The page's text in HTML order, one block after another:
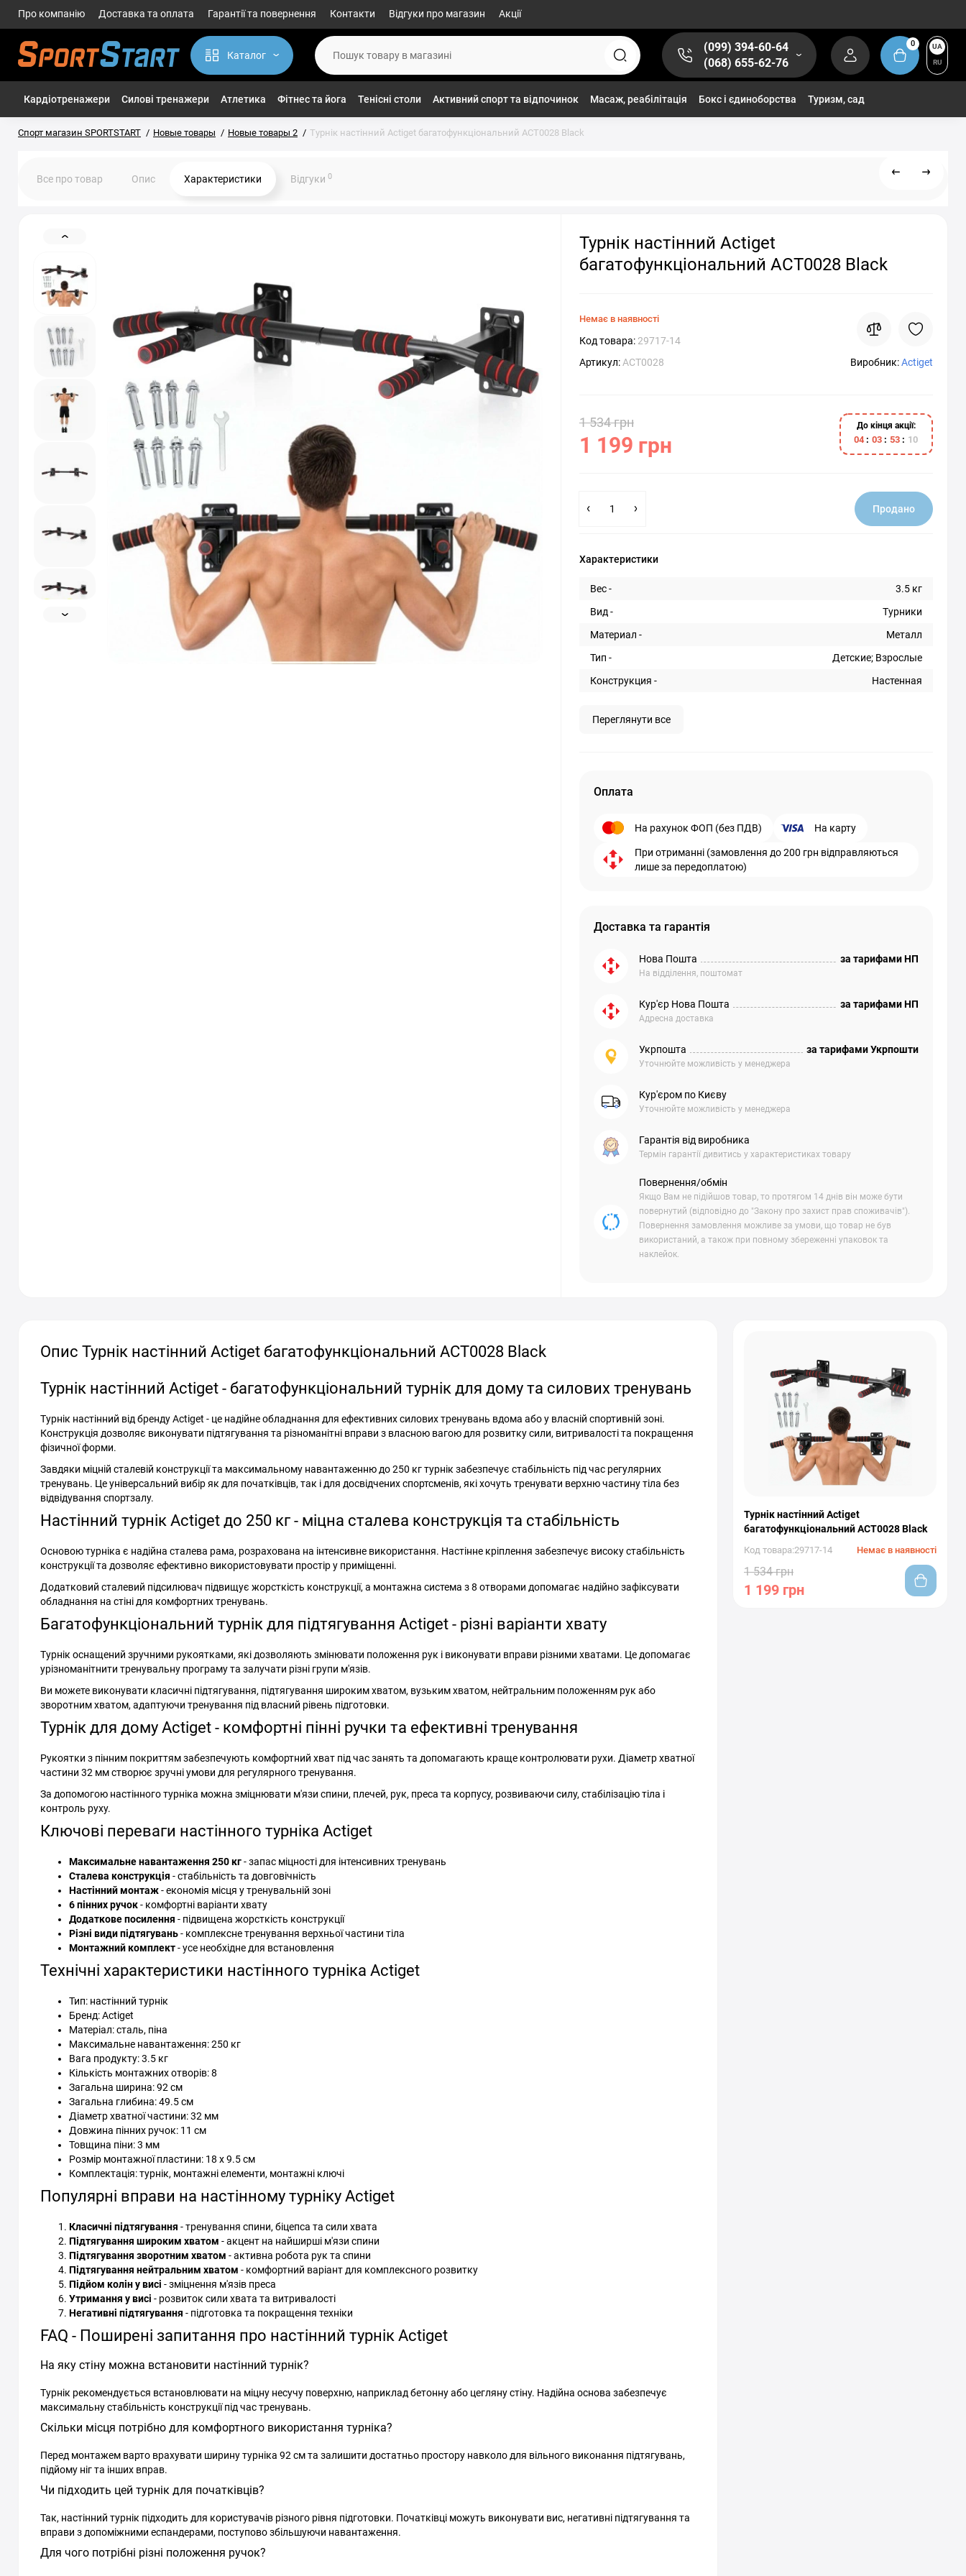
Про компанію Доставка та оплата Гарантії та повернення Контакти Відгуки про магазин Акції
Каталог
(099) 394-60-64
(068) 655-62-76
0
UA
RU
Кардіотренажери Силові тренажери Атлетика Фітнес та йога Тенісні столи Активний спорт та відпочинок Масаж, реабілітація Бокс і єдиноборства Туризм, сад
Спорт магазин SPORTSTART Новые товары Новые товары 2 Турнік настінний Actiget багатофункціональний ACT0028 Black
Все про товар Опис Характеристики Відгуки 0
Турнік настінний Actiget
багатофункціональний ACT0028 Black
Немає в наявності
Код товара: 29717-14
Артикул: ACT0028 Виробник:Actiget
1 534 грн
1 199 грн
До кінця акції:
04 03 53 09
Продано
Характеристики
Вес -
3.5 кг
Вид -
Турники
Материал -
Металл
Тип -
Детские; Взрослые
Конструкция -
Настенная
Переглянути все
Оплата
На рахунок ФОП (без ПДВ) На карту
При отриманні (замовлення до 200 грн відправляються
лише за передоплатою)
Доставка та гарантія
Нова Пошта
На відділення, поштомат
за тарифами НП
Кур'єр Нова Пошта
Адресна доставка
за тарифами НП
Укрпошта
Уточнюйте можливість у менеджера
за тарифами Укрпошти
Кур'єром по Києву
Уточнюйте можливість у менеджера
Гарантія від виробника
Термін гарантії дивитись у характеристиках товару
Повернення/обмін
Якщо Вам не підійшов товар, то протягом 14 днів він може бути
повернутий (відповідно до "Закону про захист прав споживачів").
Повернення замовлення можливе за умови, що товар не був
використаний, а також при повному збереженні упаковок та
наклейок.
Опис Турнік настінний Actiget багатофункціональний ACT0028 Black
Турнік настінний Actiget - багатофункціональний турнік для дому та силових тренувань
Турнік настінний від бренду Actiget - це надійне обладнання для ефективних силових тренувань вдома або у власній спортивній зоні.
Конструкція дозволяє виконувати підтягування та різноманітні вправи з власною вагою для розвитку сили, витривалості та покращення
фізичної форми.
Завдяки міцній сталевій конструкції та максимальному навантаженню до 250 кг турнік забезпечує стабільність під час регулярних
тренувань. Це універсальний вибір як для початківців, так і для досвідчених спортсменів, які хочуть тренувати верхню частину тіла без
відвідування спортзалу.
Настінний турнік Actiget до 250 кг - міцна сталева конструкція та стабільність
Основою турніка є надійна сталева рама, розрахована на інтенсивне використання. Настінне кріплення забезпечує високу стабільність
конструкції та дозволяє ефективно використовувати простір у приміщенні.
Додатковий сталевий підсилювач підвищує жорсткість конструкції, а монтажна система з 8 отворами допомагає надійно зафіксувати
обладнання на стіні для комфортних тренувань.
Багатофункціональний турнік для підтягування Actiget - різні варіанти хвату
Турнік оснащений зручними рукоятками, які дозволяють змінювати положення рук і виконувати вправи різними хватами. Це допомагає
урізноманітнити тренувальну програму та залучати різні групи м'язів.
Ви можете виконувати класичні підтягування, підтягування широким хватом, вузьким хватом, нейтральним положенням рук або
зворотним хватом, адаптуючи тренування під власний рівень підготовки.
Турнік для дому Actiget - комфортні пінні ручки та ефективні тренування
Рукоятки з пінним покриттям забезпечують комфортний хват під час занять та допомагають краще контролювати рухи. Діаметр хватної
частини 32 мм створює зручні умови для регулярного тренування.
За допомогою настінного турніка можна зміцнювати м'язи спини, плечей, рук, преса та корпусу, розвиваючи силу, стабілізацію тіла і
контроль руху.
Ключові переваги настінного турніка Actiget
Максимальне навантаження 250 кг- запас міцності для інтенсивних тренувань
Сталева конструкція - стабільність та довговічність
Настінний монтаж- економія місця у тренувальній зоні
6 пінних ручок- комфортні варіанти хвату
Додаткове посилення - підвищена жорсткість конструкції
Різні види підтягувань- комплексне тренування верхньої частини тіла
Монтажний комплект- усе необхідне для встановлення
Технічні характеристики настінного турніка Actiget
Тип: настінний турнік
Бренд: Actiget
Матеріал: сталь, піна
Максимальне навантаження: 250 кг
Вага продукту: 3.5 кг
Кількість монтажних отворів: 8
Загальна ширина: 92 см
Загальна глибина: 49.5 см
Діаметр хватної частини: 32 мм
Довжина пінних ручок: 11 см
Товщина піни: 3 мм
Розмір монтажної пластини: 18 x 9.5 см
Комплектація: турнік, монтажні елементи, монтажні ключі
Популярні вправи на настінному турніку Actiget
Класичні підтягування - тренування спини, біцепса та сили хвата
Підтягування широким хватом - акцент на найширші м'язи спини
Підтягування зворотним хватом - активна робота рук та спини
Підтягування нейтральним хватом - комфортний варіант для комплексного розвитку
Підйом колін у висі - зміцнення м'язів преса
Утримання у висі - розвиток сили хвата та витривалості
Негативні підтягування - підготовка та покращення техніки
FAQ - Поширені запитання про настінний турнік Actiget
На яку стіну можна встановити настінний турнік?
Турнік рекомендується встановлювати на міцну несучу поверхню, наприклад бетонну або цегляну стіну. Надійна основа забезпечує
максимальну стабільність конструкції під час тренувань.
Скільки місця потрібно для комфортного використання турніка?
Перед монтажем варто врахувати ширину турніка 92 см та залишити достатньо простору навколо для вільного виконання підтягувань,
підйому ніг та інших вправ.
Чи підходить цей турнік для початківців?
Так, настінний турнік підходить для користувачів різного рівня підготовки. Початківці можуть виконувати вис, негативні підтягування та
вправи з допоміжними еспандерами, поступово збільшуючи навантаження.
Для чого потрібні різні положення ручок?
Турнік настінний Actiget
багатофункціональний ACT0028 Black
Код товара:29717-14 Немає в наявності
1 534 грн
1 199 грн